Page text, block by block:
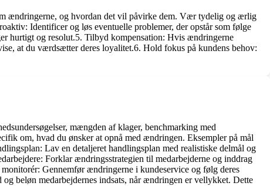
ændringerne, og hvordan det vil påvirke dem. Vær tydelig og ærlig
Identificer og løs eventuelle problemer, der opstår som følge
hurtigt og resolut.5. Tilbyd kompensation: Hvis ændringerne
at du værdsætter deres loyalitet.6. Hold fokus på kundens behov:
mængden af klager, benchmarking med
om, hvad du ønsker at opnå med ændringen. Eksempler på mål
Lav en detaljeret handlingsplan med realistiske delmål og
Forklar ændringsstrategien til medarbejderne og inddrag
Gennemfør ændringerne i kundeservice og følg deres
beløn medarbejdernes indsats, når ændringen er vellykket. Dette